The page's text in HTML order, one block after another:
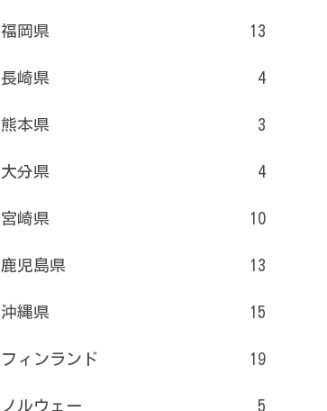
福岡県 13
長崎県 4
熊本県 3
大分県 4
宮崎県 10
鹿児島県 13
沖縄県 15
フィンランド 19
ノルウェー 5